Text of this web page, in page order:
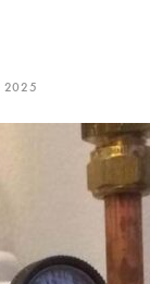
2025